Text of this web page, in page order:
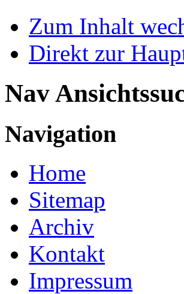
Zum Inhalt
Direkt zur
Nav
Navigation
Home
Sitemap
Archiv
Kontakt
Impressum